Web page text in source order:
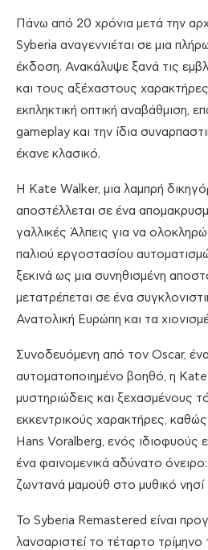
Πάνω από 20 χρόνια μετά την
Syberia αναγεννιέται σε μια
έκδοση. Ανακάλυψε ξανά τις
και τους αξέχαστους
εκπληκτική οπτική αναβάθμιση,
gameplay και την ίδια
έκανε κλασικό.
Η Kate Walker, μια λαμπρή
αποστέλλεται σε ένα
γαλλικές Άλπεις για να
παλιού εργοστασίου
ξεκινά ως μια συνηθισμένη
μετατρέπεται σε ένα
Ανατολική Ευρώπη και τα
Συνοδευόμενη από τον Oscar,
αυτοματοποιημένο βοηθό, η Kate
μυστηριώδεις και ξεχασμένους
εκκεντρικούς χαρακτήρες,
Hans Voralberg, ενός ιδιοφυούς
ένα φαινομενικά αδύνατο
ζωντανά μαμούθ στο μυθικό νησί
Το Syberia Remastered είναι
λανσαριστεί το τέταρτο τρίμηνο